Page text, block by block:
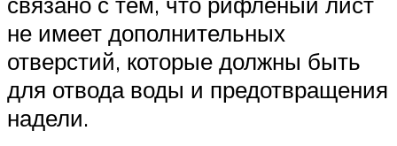
не имеет дополнительных
отверстий, которые должны быть
для отвода воды и предотвращения
надели.